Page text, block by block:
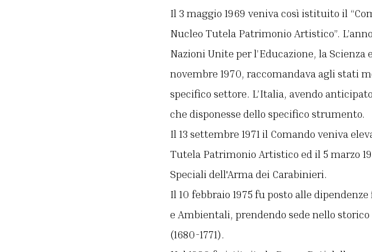
Il 3 maggio 1969 veniva così istituito il
Nucleo Tutela Patrimonio Artistico”.
Nazioni Unite per l’Educazione, la
novembre 1970, raccomandava agli stati
specifico settore. L’Italia, avendo
che disponesse dello specifico strumento.
Il 13 settembre 1971 il Comando veniva
Tutela Patrimonio Artistico ed il 5 marzo
Speciali dell'Arma dei Carabinieri.
Il 10 febbraio 1975 fu posto alle
e Ambientali, prendendo sede nello
(1680-1771).